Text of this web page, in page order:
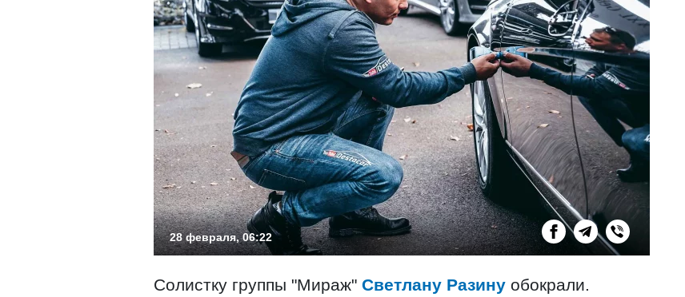
28 февраля, 06:22
Солистку группы "Мираж" Светлану Разину обокрали.